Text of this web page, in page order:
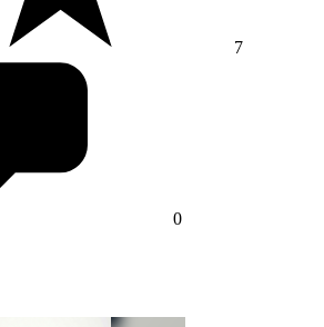
7
0